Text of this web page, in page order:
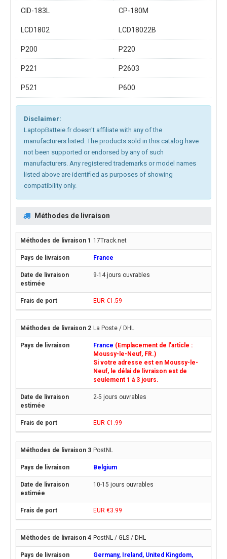
CID-183L CP-180M
LCD1802 LCD18022B
P200 P220
P221 P2603
P521 P600
Disclaimer:
LaptopBatteie.fr doesn't affiliate with any of the
manufacturers listed. The products sold in this catalog have
not been supported or endorsed by any of such
manufacturers. Any registered trademarks or model names
listed above are identified as purposes of showing
compatibility only.
Méthodes de livraison
17Track.net
France
9-14 jours ouvrables
EUR €1.59
La Poste / DHL
France (Emplacement de l'article :
Moussy-le-Neuf, FR.)
Si votre adresse est en Moussy-le-
Neuf, le délai de livraison est de
seulement 1 à 3 jours.
2-5 jours ouvrables
EUR €1.99
PostNL
Belgium
10-15 jours ouvrables
EUR €3.99
PostNL / GLS / DHL
Germany, Ireland, United Kingdom,